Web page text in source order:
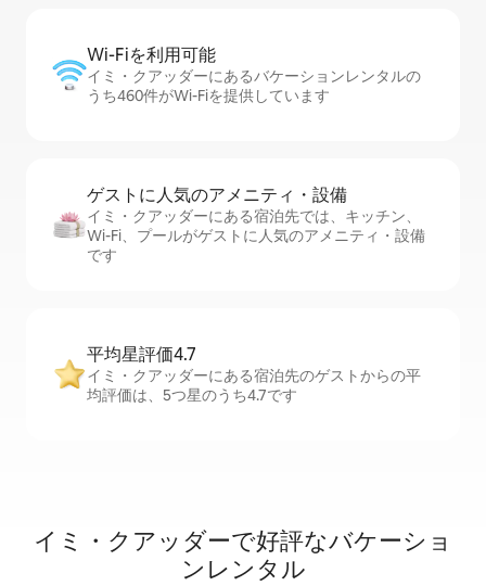
Wi-Fiを利⁠用⁠可⁠能
イミ・クアッダーにあるバケーションレンタルの
うち460件がWi-Fiを提供しています
ゲストに人⁠気⁠のア⁠メ⁠ニ⁠テ⁠ィ・設⁠備
イミ・クアッダーにある宿泊先では、キッチン、
Wi-Fi、プールがゲストに人気のアメニティ・設備
です
平均星評価4.7
イミ・クアッダーにある宿泊先のゲストからの平
均評価は、5つ星のうち4.7です
イミ・クアッダーで好評なバケーショ
ンレンタル